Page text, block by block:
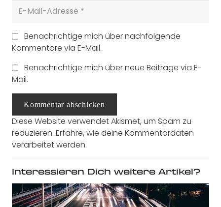
Benachrichtige mich über nachfolgende
Kommentare via E-Mail.
Benachrichtige mich über neue Beiträge via E-
Mail.
Kommentar abschicken
Diese Website verwendet Akismet, um Spam zu
reduzieren. Erfahre, wie deine Kommentardaten
verarbeitet werden.
Interessieren Dich weitere Artikel?